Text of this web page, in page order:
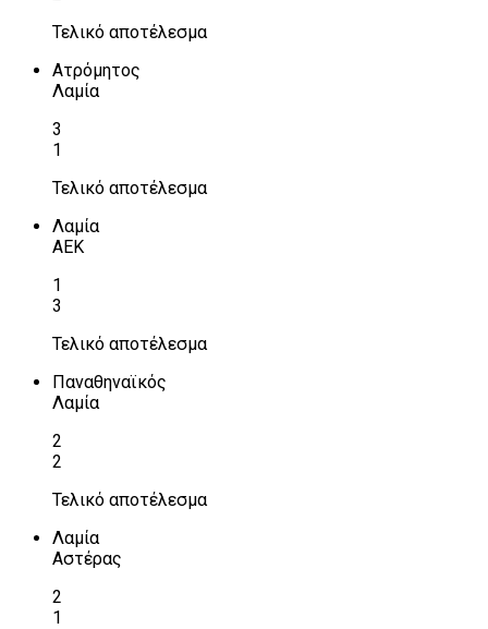
Τελικό αποτέλεσμα
Ατρόμητος
Λαμία
3
1
Τελικό αποτέλεσμα
Λαμία
ΑΕΚ
1
3
Τελικό αποτέλεσμα
Παναθηναϊκός
Λαμία
2
2
Τελικό αποτέλεσμα
Λαμία
Αστέρας
2
1